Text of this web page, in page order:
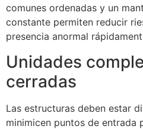
comunes ordenadas y un
constante permiten reducir
presencia anormal
Unidades
cerradas
Las estructuras deben estar
minimicen puntos de entrada